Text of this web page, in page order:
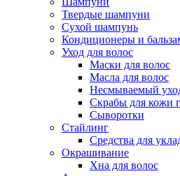
Твердые шампуни
Сухой шампунь
Кондиционеры и
Уход для волос
Маски для волос
Масла для волос
Несмываемый
Скрабы для кожи
Сыворотки
Стайлинг
Средства для
Окрашивание
Хна для волос